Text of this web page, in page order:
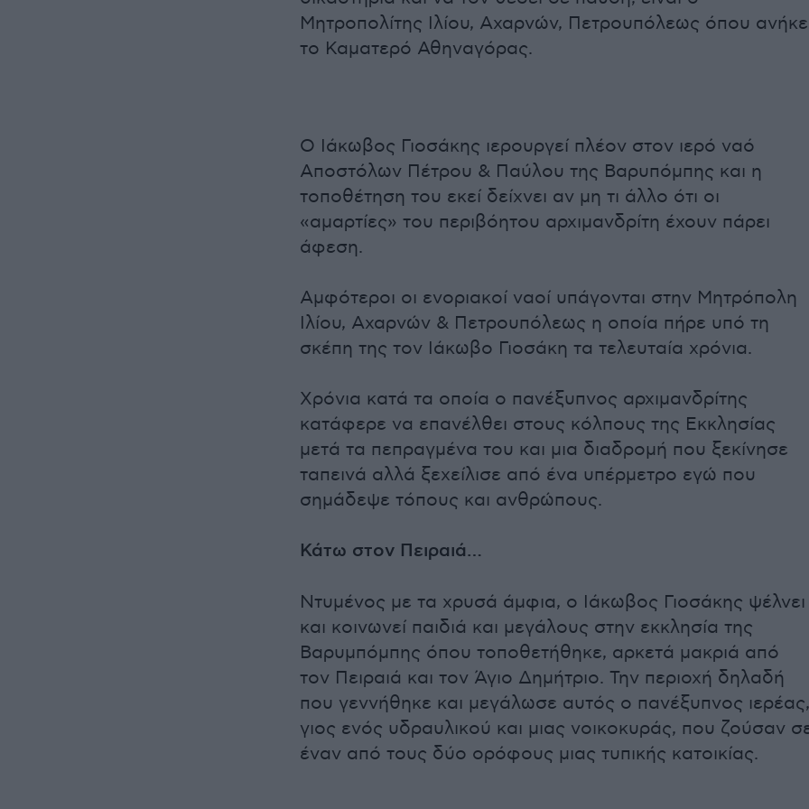
Μητροπολίτης Ιλίου, Αχαρνών, Πετρουπόλεως όπου
το Καματερό Αθηναγόρας.
Ο Ιάκωβος Γιοσάκης ιερουργεί πλέον στον ιερό ναό
Αποστόλων Πέτρου & Παύλου της Βαρυπόμπης και η
τοποθέτηση του εκεί δείχνει αν μη τι άλλο ότι οι
«αμαρτίες» του περιβόητου αρχιμανδρίτη έχουν πάρει
άφεση.
Αμφότεροι οι ενοριακοί ναοί υπάγονται στην Μητρόπολη
Ιλίου, Αχαρνών & Πετρουπόλεως η οποία πήρε υπό τη
σκέπη της τον Ιάκωβο Γιοσάκη τα τελευταία χρόνια.
Χρόνια κατά τα οποία ο πανέξυπνος αρχιμανδρίτης
κατάφερε να επανέλθει στους κόλπους της Εκκλησίας
μετά τα πεπραγμένα του και μια διαδρομή που ξεκίνησε
ταπεινά αλλά ξεχείλισε από ένα υπέρμετρο εγώ που
σημάδεψε τόπους και ανθρώπους.
Κάτω στον Πειραιά…
Ντυμένος με τα χρυσά άμφια, ο Ιάκωβος Γιοσάκης ψέλνει
και κοινωνεί παιδιά και μεγάλους στην εκκλησία της
Βαρυμπόμπης όπου τοποθετήθηκε, αρκετά μακριά από
τον Πειραιά και τον Άγιο Δημήτριο. Την περιοχή δηλαδή
που γεννήθηκε και μεγάλωσε αυτός ο πανέξυπνος ιερέας,
γιος ενός υδραυλικού και μιας νοικοκυράς, που ζούσαν
έναν από τους δύο ορόφους μιας τυπικής κατοικίας.